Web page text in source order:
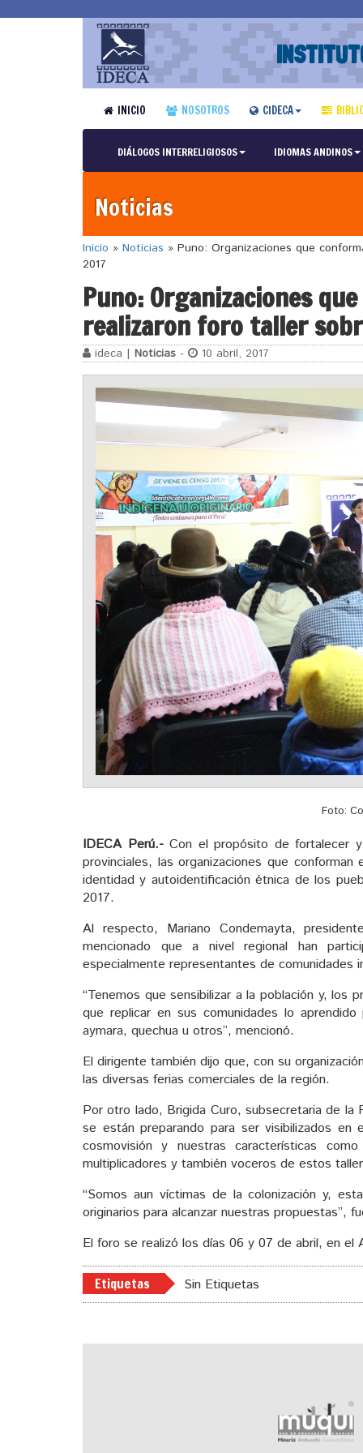
INICIO NOSOTROS CIDECA
DIÁLOGOS INTERRELIGIOSOS IDIOMAS ANDINOS
Noticias
Inicio » Noticias » Puno: Organizaciones que
2017
Puno: Organizaciones
realizaron foro taller
ideca | Noticias - 10 abril, 2017
Foto:
IDECA Perú.-Con el propósito de fortalecer y
provinciales, las organizaciones que
identidad y autoidentificación étnica de los
2017.
Al respecto, Mariano Condemayta,
mencionado que a nivel regional han
especialmente representantes de comunidades
“Tenemos que sensibilizar a la población y,
que replicar en sus comunidades lo
aymara, quechua u otros”, mencionó.
El dirigente también dijo que, con su
las diversas ferias comerciales de la región.
Por otro lado, Brigida Curo, subsecretaria de la
se están preparando para ser visibilizados en
cosmovisión y nuestras características
multiplicadores y también voceros de estos
“Somos aun víctimas de la colonización y,
originarios para alcanzar nuestras propuestas”,
El foro se realizó los días 06 y 07 de abril, en el
Etiquetas Sin Etiquetas